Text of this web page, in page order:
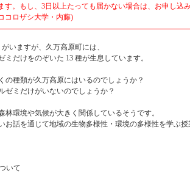
す。もし、3日以上たっても届かない場合は、お申し
コロザシ大学・内藤)
いますが、久万高原町には、
ミだけをのぞいた 13 種が生息しています。
の種類が久万高原にはいるのでしょうか？
ゼミだけがいないのでしょうか？
林環境や気候が大きく関係しているそうです。
お話を通じて地域の生物多様性・環境の多様性を学ぶ授
いて